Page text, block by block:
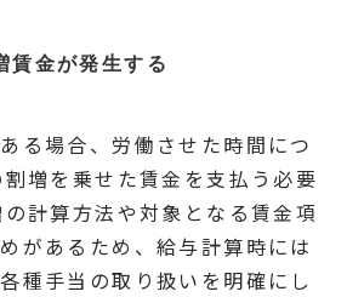
賃金が発生する
る場合、労働させた時間につ
増を乗せた賃金を支払う必要
計算方法や対象となる賃金項
があるため、給与計算時には
種手当の取り扱いを明確にし